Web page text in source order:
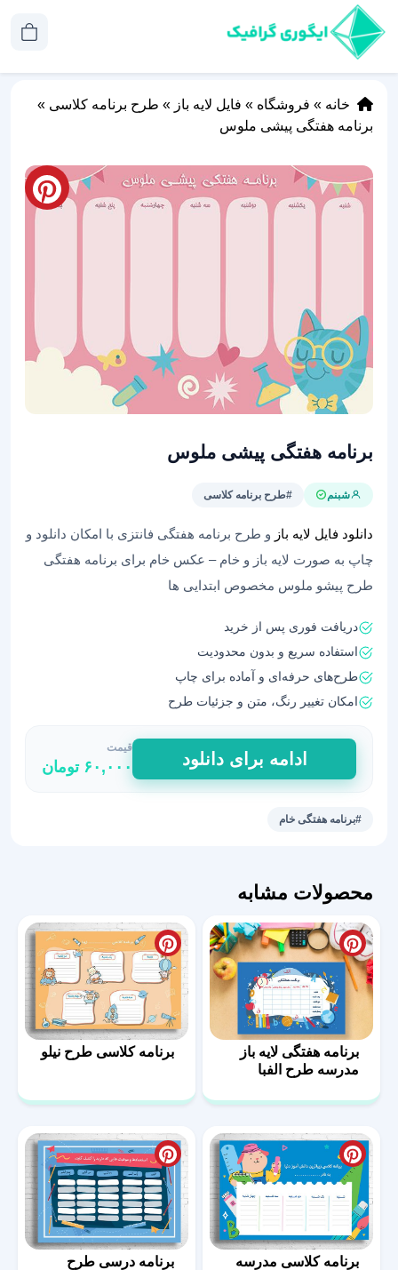
خانه » فروشگاه » فایل لایه باز » طرح برنامه کلاسی »
برنامه هفتگی پیشی ملوس
برنامه هفتگی پیشی ملوس
شبنم #طرح برنامه کلاسی
دانلود فایل لایه باز و طرح برنامه هفتگی فانتزی با امکان دانلود و
چاپ به صورت لایه باز و خام – عکس خام برای برنامه هفتگی
طرح پیشو ملوس مخصوص ابتدایی ها
دریافت فوری پس از خرید
استفاده سریع و بدون محدودیت
طرح‌های حرفه‌ای و آماده برای چاپ
امکان تغییر رنگ، متن و جزئیات طرح
برنامه
هفتگی
پیشی
ملوس
ادامه برای دانلود
قیمت
۶۰,۰۰۰ تومان
#برنامه هفتگی خام
محصولات مشابه
برنامه هفتگی لایه باز
مدرسه طرح الفبا
برنامه کلاسی طرح نیلو
برنامه کلاسی مدرسه
برنامه درسی طرح